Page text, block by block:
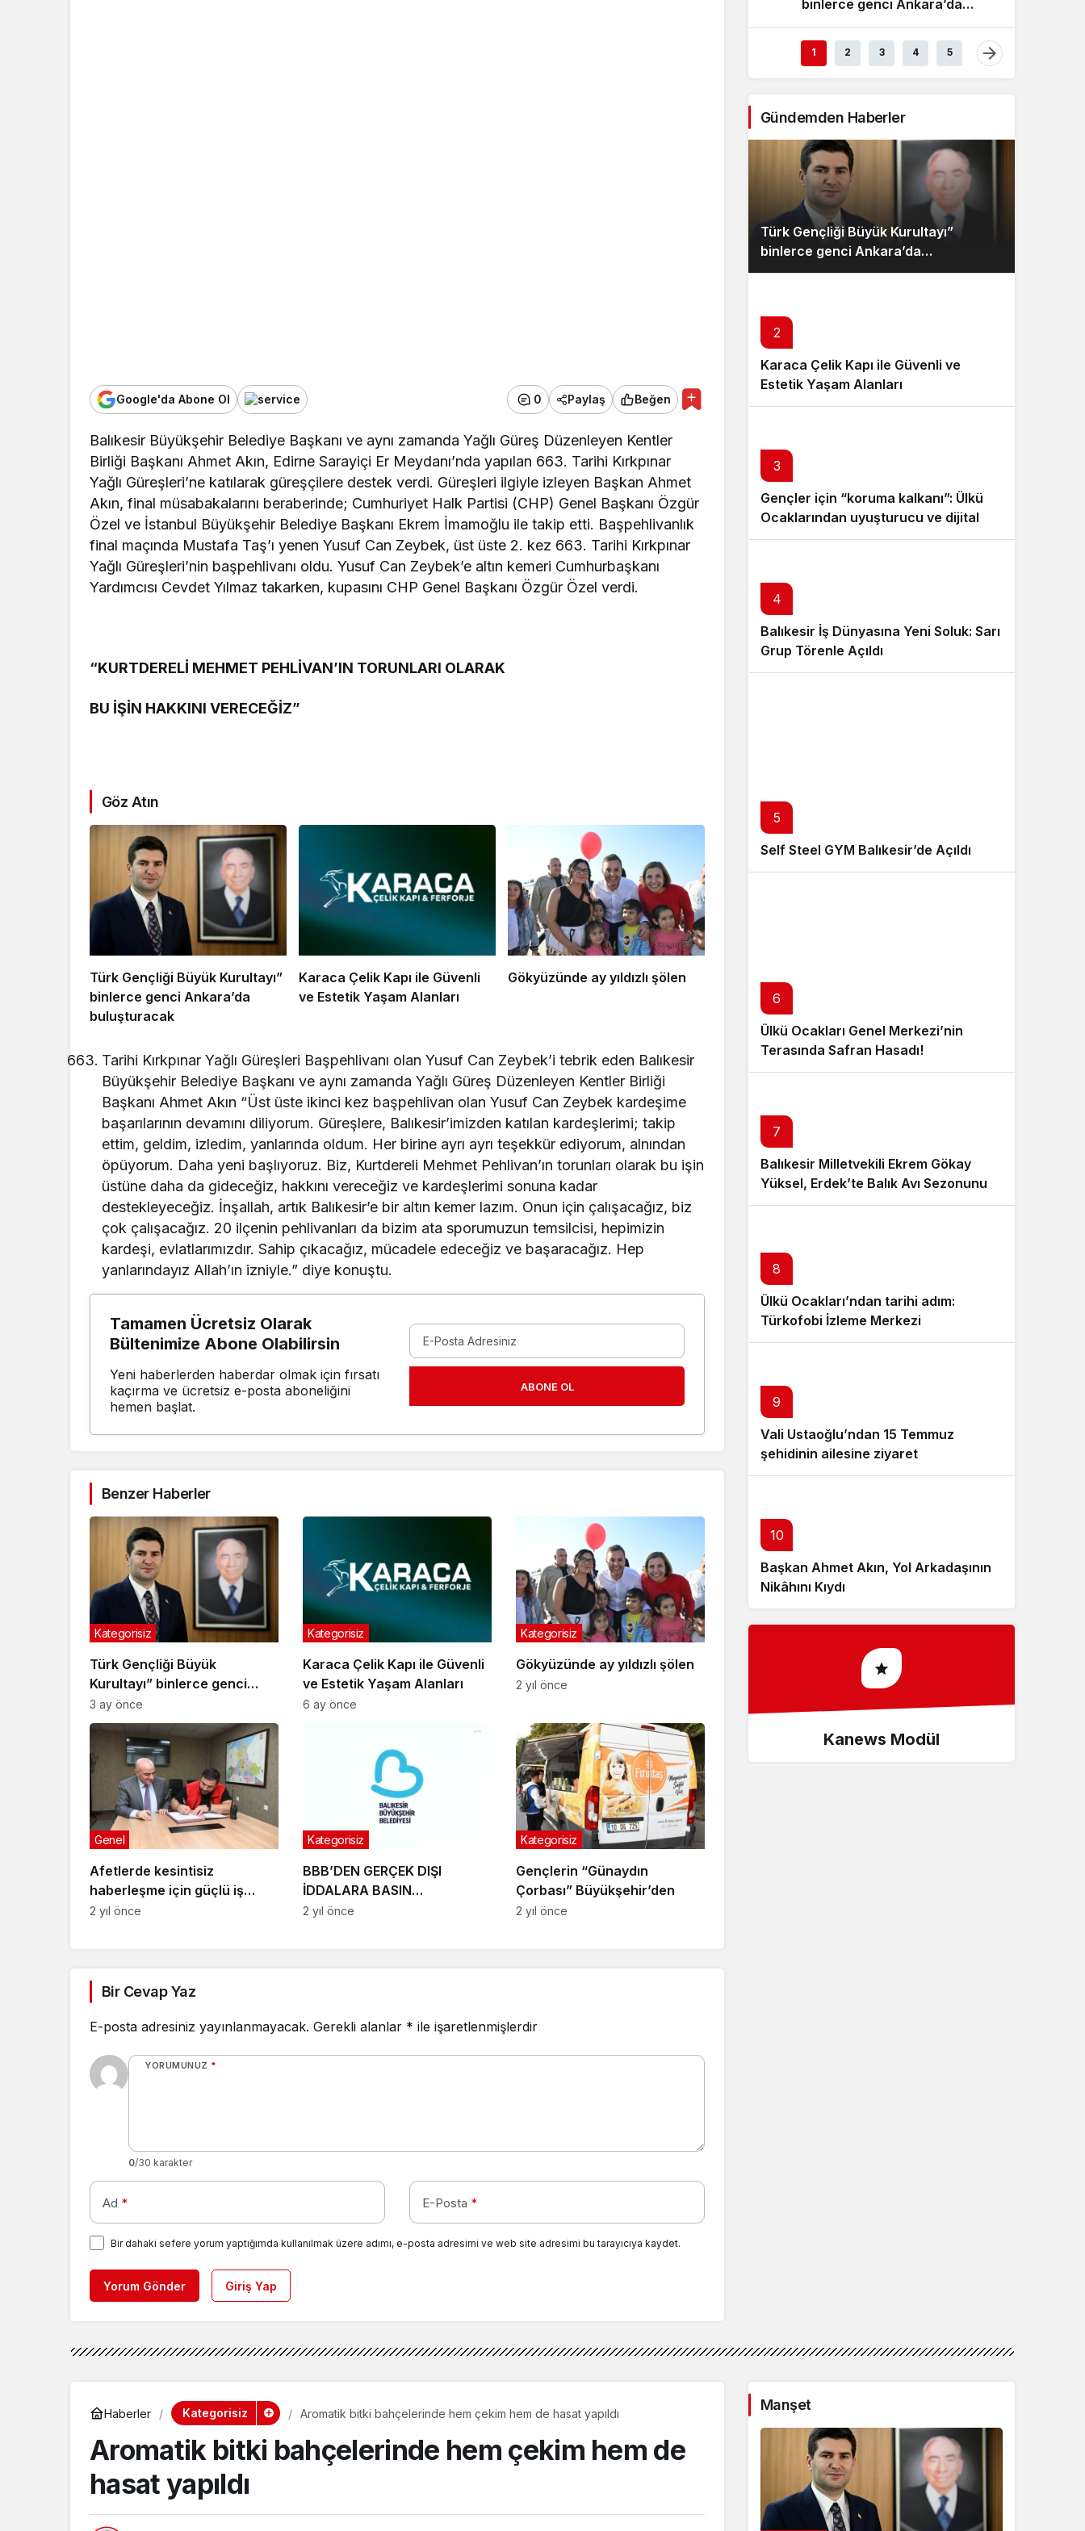
Sistem modunu seçin.
Google'da Abone Ol 0 Paylaş Beğen
Balıkesir Büyükşehir Belediye Başkanı ve aynı zamanda Yağlı Güreş Düzenleyen Kentler
Birliği Başkanı Ahmet Akın, Edirne Sarayiçi Er Meydanı’nda yapılan 663. Tarihi Kırkpınar
Yağlı Güreşleri’ne katılarak güreşçilere destek verdi. Güreşleri ilgiyle izleyen Başkan Ahmet
Akın, final müsabakalarını beraberinde; Cumhuriyet Halk Partisi (CHP) Genel Başkanı Özgür
Özel ve İstanbul Büyükşehir Belediye Başkanı Ekrem İmamoğlu ile takip etti. Başpehlivanlık
final maçında Mustafa Taş’ı yenen Yusuf Can Zeybek, üst üste 2. kez 663. Tarihi Kırkpınar
Yağlı Güreşleri’nin başpehlivanı oldu. Yusuf Can Zeybek’e altın kemeri Cumhurbaşkanı
Yardımcısı Cevdet Yılmaz takarken, kupasını CHP Genel Başkanı Özgür Özel verdi.
“KURTDERELİ MEHMET PEHLİVAN’IN TORUNLARI OLARAK
BU İŞİN HAKKINI VERECEĞİZ”
Göz Atın
Türk Gençliği Büyük Kurultayı”
binlerce genci Ankara’da
buluşturacak
Karaca Çelik Kapı ile Güvenli
ve Estetik Yaşam Alanları
Gökyüzünde ay yıldızlı şölen
Tarihi Kırkpınar Yağlı Güreşleri Başpehlivanı olan Yusuf Can Zeybek’i tebrik eden Balıkesir
Büyükşehir Belediye Başkanı ve aynı zamanda Yağlı Güreş Düzenleyen Kentler Birliği
Başkanı Ahmet Akın “Üst üste ikinci kez başpehlivan olan Yusuf Can Zeybek kardeşime
başarılarının devamını diliyorum. Güreşlere, Balıkesir’imizden katılan kardeşlerimi; takip
ettim, geldim, izledim, yanlarında oldum. Her birine ayrı ayrı teşekkür ediyorum, alnından
öpüyorum. Daha yeni başlıyoruz. Biz, Kurtdereli Mehmet Pehlivan’ın torunları olarak bu işin
üstüne daha da gideceğiz, hakkını vereceğiz ve kardeşlerimi sonuna kadar
destekleyeceğiz. İnşallah, artık Balıkesir’e bir altın kemer lazım. Onun için çalışacağız, biz
çok çalışacağız. 20 ilçenin pehlivanları da bizim ata sporumuzun temsilcisi, hepimizin
kardeşi, evlatlarımızdır. Sahip çıkacağız, mücadele edeceğiz ve başaracağız. Hep
yanlarındayız Allah’ın izniyle.” diye konuştu.
Tamamen Ücretsiz Olarak
Bültenimize Abone Olabilirsin
Yeni haberlerden haberdar olmak için fırsatı
kaçırma ve ücretsiz e-posta aboneliğini
hemen başlat.
ABONE OL
Benzer Haberler
Türk Gençliği Büyük
Kurultayı” binlerce genci
Ankara’da buluşturacak
Kategorisiz
3 ay önce
Karaca Çelik Kapı ile Güvenli
ve Estetik Yaşam Alanları
Kategorisiz
6 ay önce
Gökyüzünde ay yıldızlı şölen
Kategorisiz
2 yıl önce
Afetlerde kesintisiz
haberleşme için güçlü iş
birliği
Genel
2 yıl önce
BBB’DEN GERÇEK DIŞI
İDDALARA BASIN
AÇIKLAMASI
Kategorisiz
2 yıl önce
Gençlerin “Günaydın
Çorbası” Büyükşehir’den
Kategorisiz
2 yıl önce
Bir Cevap Yaz
E-posta adresiniz yayınlanmayacak. Gerekli alanlar * ile işaretlenmişlerdir
YORUMUNUZ *
0/30 karakter
Ad * E-Posta *
Bir dahaki sefere yorum yaptığımda kullanılmak üzere adımı, e-posta adresimi ve web site adresimi bu tarayıcıya kaydet.
Yorum Gönder Giriş Yap
binlerce genci Ankara’da
1 2 3 4 5
Gündemden Haberler
Türk Gençliği Büyük Kurultayı”
binlerce genci Ankara’da
buluşturacak
2
Karaca Çelik Kapı ile Güvenli ve
Estetik Yaşam Alanları
3
Gençler için “koruma kalkanı”: Ülkü
Ocaklarından uyuşturucu ve dijital
bağımlılığa karşı seferberlik
4
Balıkesir İş Dünyasına Yeni Soluk: Sarı
Grup Törenle Açıldı
5
Self Steel GYM Balıkesir’de Açıldı
6
Ülkü Ocakları Genel Merkezi’nin
Terasında Safran Hasadı!
7
Balıkesir Milletvekili Ekrem Gökay
Yüksel, Erdek’te Balık Avı Sezonunu
“Vira Bismillah” ile Açtı
8
Ülkü Ocakları’ndan tarihi adım:
Türkofobi İzleme Merkezi
9
Vali Ustaoğlu’ndan 15 Temmuz
şehidinin ailesine ziyaret
10
Başkan Ahmet Akın, Yol Arkadaşının
Nikâhını Kıydı
Kanews Modül
Haberler Kategorisiz Aromatik bitki bahçelerinde hem çekim hem de hasat yapıldı
Aromatik bitki bahçelerinde hem çekim hem de
hasat yapıldı
Manşet